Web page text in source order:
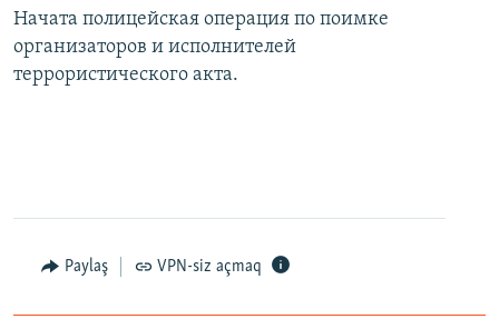
Начата полицейская операция по поимке
организаторов и исполнителей
террористического акта.
Paylaş VPN-siz açmaq